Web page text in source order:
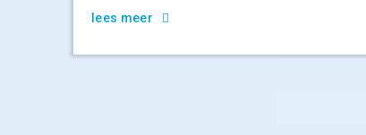
lees meer